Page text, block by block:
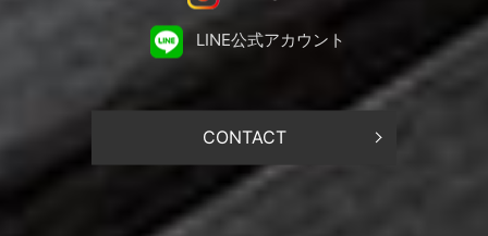
LINE公式アカウント
CONTACT